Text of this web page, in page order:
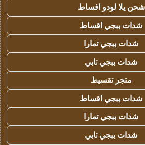
شحن يلا لودو اقساط
شدات ببجي اقساط
شدات ببجي تمارا
شدات ببجي تابي
متجر تقسيط
شدات ببجي اقساط
شدات ببجي تمارا
شدات ببجي تابي